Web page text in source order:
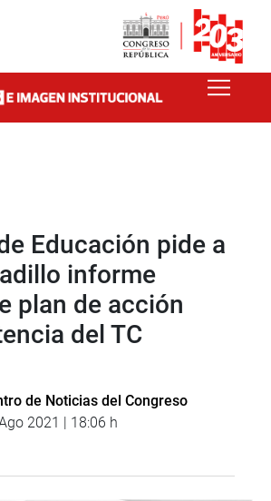
Educación pide a
informe
plan de acción
del TC
de Noticias del Congreso
2021 | 18:06 h